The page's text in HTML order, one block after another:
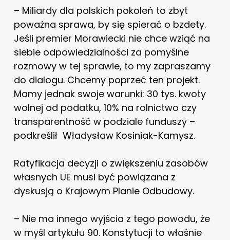
– Miliardy dla polskich pokoleń to zbyt
poważna sprawa, by się spierać o bzdety.
Jeśli premier Morawiecki nie chce wziąć na
siebie odpowiedzialności za pomyślne
rozmowy w tej sprawie, to my zapraszamy
do dialogu. Chcemy poprzeć ten projekt.
Mamy jednak swoje warunki: 30 tys. kwoty
wolnej od podatku, 10% na rolnictwo czy
transparentność w podziale funduszy –
podkreślił Władysław Kosiniak-Kamysz.
Ratyfikacja decyzji o zwiększeniu zasobów
własnych UE musi być powiązana z
dyskusją o Krajowym Planie Odbudowy.
– Nie ma innego wyjścia z tego powodu, że
w myśl artykułu 90. Konstytucji to właśnie